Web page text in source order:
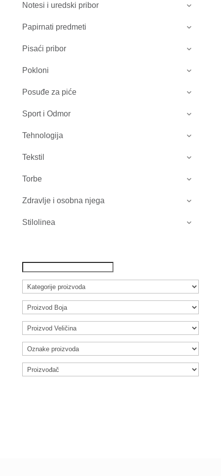
Notesi i uredski pribor
Papirnati predmeti
Pisaći pribor
Pokloni
Posuđe za piće
Sport i Odmor
Tehnologija
Tekstil
Torbe
Zdravlje i osobna njega
Stilolinea